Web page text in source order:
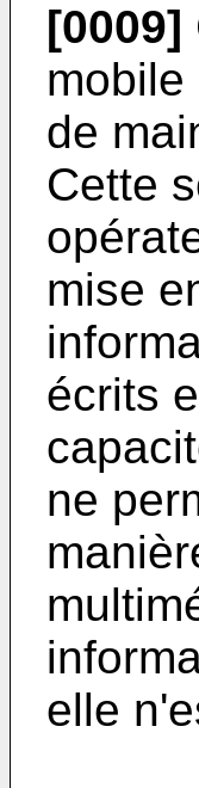
[0009]
de
Cette
mise
écrits
ne
elle